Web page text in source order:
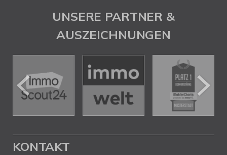
UNSERE PARTNER &
AUSZEICHNUNGEN
KONTAKT